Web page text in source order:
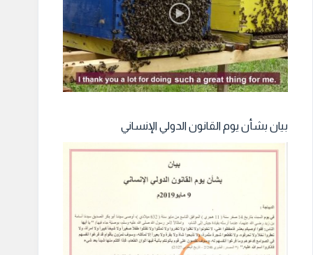
بيان بشأن يوم القانون الدولي الإنساني